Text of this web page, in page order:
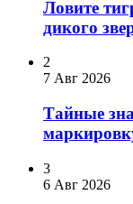
Ловите
дикого
2
7 Авг 2026
Тайные
3
6 Авг 2026